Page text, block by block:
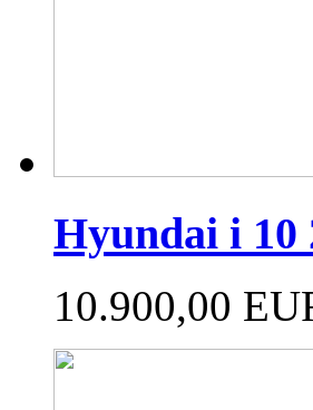
Hyundai i 10
10.900,00